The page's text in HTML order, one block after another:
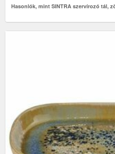
Hasonlók, mint SINTRA szervírozó tál,